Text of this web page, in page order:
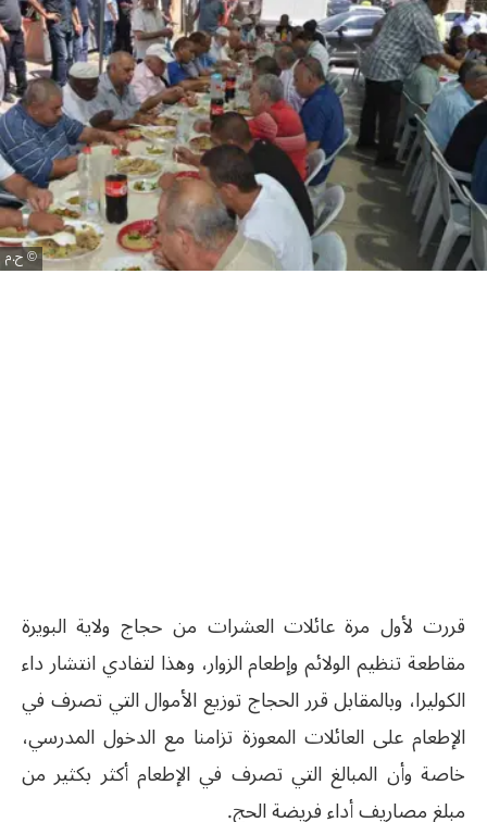
ح.م
قررت لأول مرة عائلات العشرات من حجاج ولاية البويرة
مقاطعة تنظيم الولائم وإطعام الزوار، وهذا لتفادي انتشار داء
الكوليرا، وبالمقابل قرر الحجاج توزيع الأموال التي تصرف في
الإطعام على العائلات المعوزة تزامنا مع الدخول المدرسي،
خاصة وأن المبالغ التي تصرف في الإطعام أكثر بكثير من
مبلغ مصاريف أداء فريضة الحج.